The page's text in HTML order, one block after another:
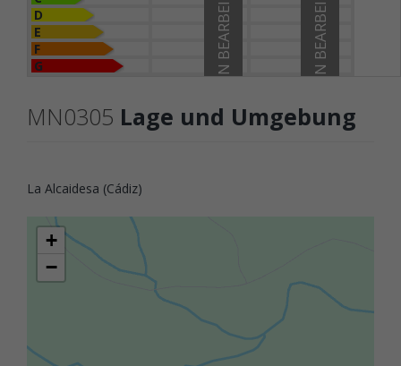
D
E
F
G
MN0305 Lage und Umgebung
La Alcaidesa (Cádiz)
+
−